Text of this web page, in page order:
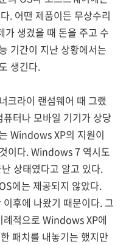
. 어떤 제품이든 무상수리
가 생겼을 때 돈을 주고 수
기간이 지난 상황에서는
생긴다.
크라이 랜섬웨어 때 그랬
터나 모바일 기기가 상당
Windows XP의 지원이
이다. Windows 7 역시도
상태였다고 알고 있다.
에는 제공되지 않았다.
후에 나왔기 때문이다. 그
례적으로 Windows XP에
패치를 내놓기는 했지만